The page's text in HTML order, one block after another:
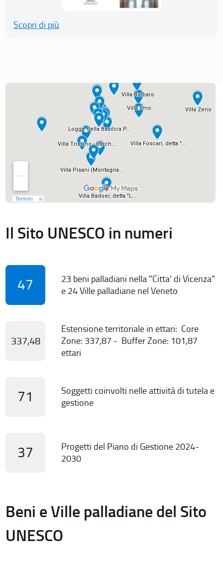
Scopri di più
Il Sito UNESCO in numeri
47
23 beni palladiani nella "Citta' di Vicenza"
e 24 Ville palladiane nel Veneto
337,48
Estensione territoriale in ettari: Core
Zone: 337,87 - Buffer Zone: 101,87
ettari
71
Soggetti coinvolti nelle attività di tutela e
gestione
37
Progetti del Piano di Gestione 2024-
2030
Beni e Ville palladiane del Sito
UNESCO